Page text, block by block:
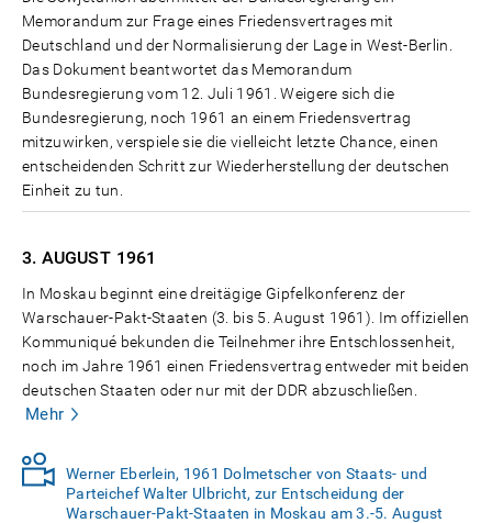
Memorandum zur Frage eines Friedensvertrages mit
Deutschland und der Normalisierung der Lage in West-Berlin.
Das Dokument beantwortet das Memorandum
Bundesregierung vom 12. Juli 1961. Weigere sich die
Bundesregierung, noch 1961 an einem Friedensvertrag
mitzuwirken, verspiele sie die vielleicht letzte Chance, einen
entscheidenden Schritt zur Wiederherstellung der deutschen
Einheit zu tun.
3. AUGUST 1961
In Moskau beginnt eine dreitägige Gipfelkonferenz der
Warschauer-Pakt-Staaten (3. bis 5. August 1961). Im offiziellen
Kommuniqué bekunden die Teilnehmer ihre Entschlossenheit,
noch im Jahre 1961 einen Friedensvertrag entweder mit beiden
deutschen Staaten oder nur mit der DDR abzuschließen.
Mehr
Werner Eberlein, 1961 Dolmetscher von Staats- und
Parteichef Walter Ulbricht, zur Entscheidung der
Warschauer-Pakt-Staaten in Moskau am 3.-5. August